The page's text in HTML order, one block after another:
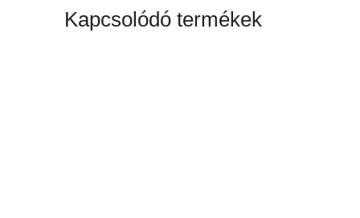
Kapcsolódó termékek